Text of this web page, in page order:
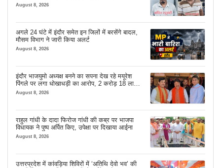
August 8, 2026
अगले 24 घंटे में इंदौर समेत इन जिलों में बरसेंगे बादल,
मौसम विभाग ने जारी किया अलर्ट
August 8, 2026
इंदौर भाजयुमो अध्यक्ष बनने का सपना देख रहे मयूरेश
पिंगले पर लगा धोखाधड़ी का आरोप, 2 करोड़ 18 लाख
लेने के बाद भी नहीं दिया जमीन का कब्जा
August 8, 2026
राहुल गांधी के दादा फिरोज गांधी की कब्र पर भाजपा
विधायक ने पुष्प अर्पित किए, उपेक्षा पर दिखाया आईना
August 8, 2026
उत्तरप्रदेश में कांवड़िया शिविरों में ‘अतिथि देवो भव’ की